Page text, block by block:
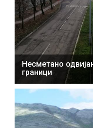
Несметано
граници